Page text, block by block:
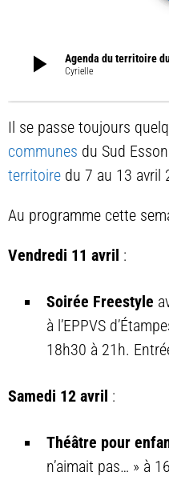
play_arrow Agenda du territoire
Cyrielle
Il se passe toujours
communes du Sud
territoire du 7 au 13 avril
Au programme cette
Vendredi 11 avril :
Soirée Freestyle
à l’EPPVS
18h30 à 21h.
Samedi 12 avril :
Théâtre pour
n’aimait pas… » à